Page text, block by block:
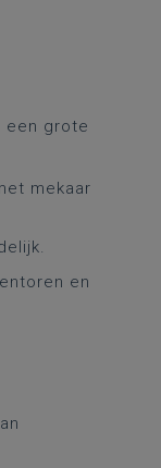
een grote
mekaar
en